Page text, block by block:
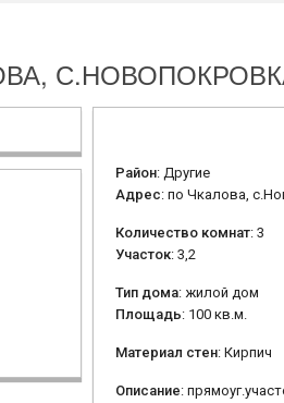
Район: Другие
Адрес: по Чкалова,
Количество комнат: 3
Участок: 3,2
Тип дома: жилой дом
Площадь: 100 кв.м.
Материал стен: Кирпич
Описание: